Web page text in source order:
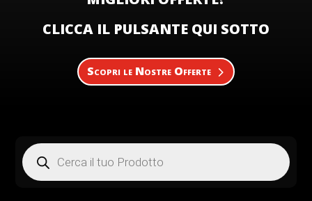
CLICCA IL PULSANTE QUI SOTTO
Scopri le Nostre Offerte
Products
search